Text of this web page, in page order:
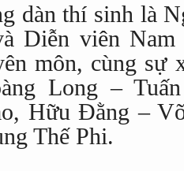
dàn thí sinh là
Diễn viên
môn, cùng sự
Long –
Hữu Đằng –
Thế Phi.